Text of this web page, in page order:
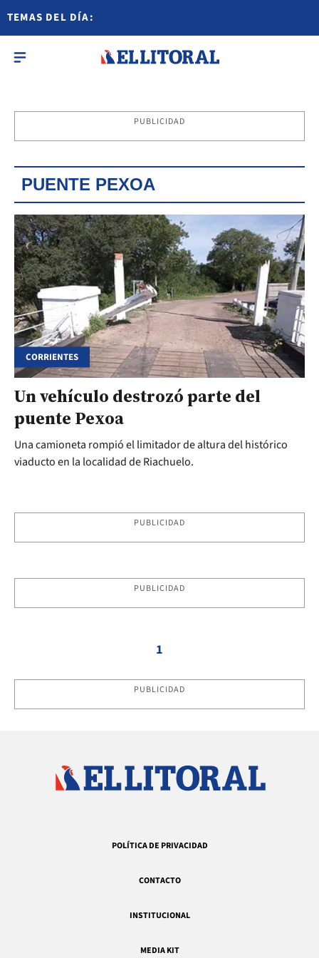
TEMAS DEL DÍA:
PUBLICIDAD
PUENTE PEXOA
CORRIENTES
Un vehículo destrozó parte del
puente Pexoa
Una camioneta rompió el limitador de altura del histórico
viaducto en la localidad de Riachuelo.
PUBLICIDAD
PUBLICIDAD
1
PUBLICIDAD
POLÍTICA DE PRIVACIDAD
CONTACTO
INSTITUCIONAL
MEDIA KIT